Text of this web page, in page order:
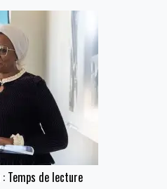
Temps de lecture